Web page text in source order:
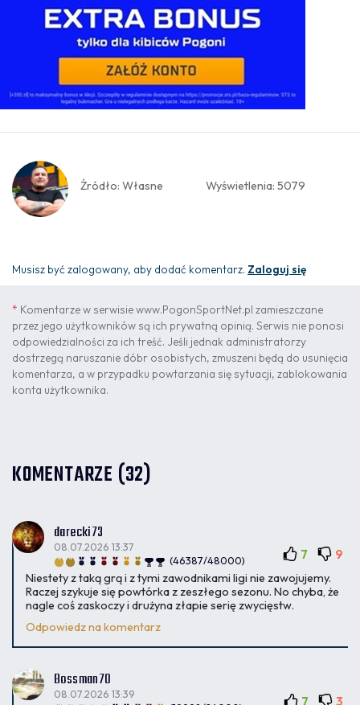
Źródło: Własne Wyświetlenia: 5079
Musisz być zalogowany, aby dodać komentarz. Zaloguj się
* Komentarze w serwisie www.PogonSportNet.pl zamieszczane
przez jego użytkowników są ich prywatną opinią. Serwis nie ponosi
odpowiedzialności za ich treść. Jeśli jednak administratorzy
dostrzegą naruszanie dóbr osobistych, zmuszeni będą do usunięcia
komentarza, a w przypadku powtarzania się sytuacji, zablokowania
konta użytkownika.
KOMENTARZE (32)
darecki73
(46387/48000)
08.07.2026 13:37 7 9
Niestety z taką grą i z tymi zawodnikami ligi nie zawojujemy.
Raczej szykuje się powtórka z zeszłego sezonu. No chyba, że
nagle coś zaskoczy i drużyna złapie serię zwycięstw.
Odpowiedz na komentarz
Bossman70
08.07.2026 13:39 7 3